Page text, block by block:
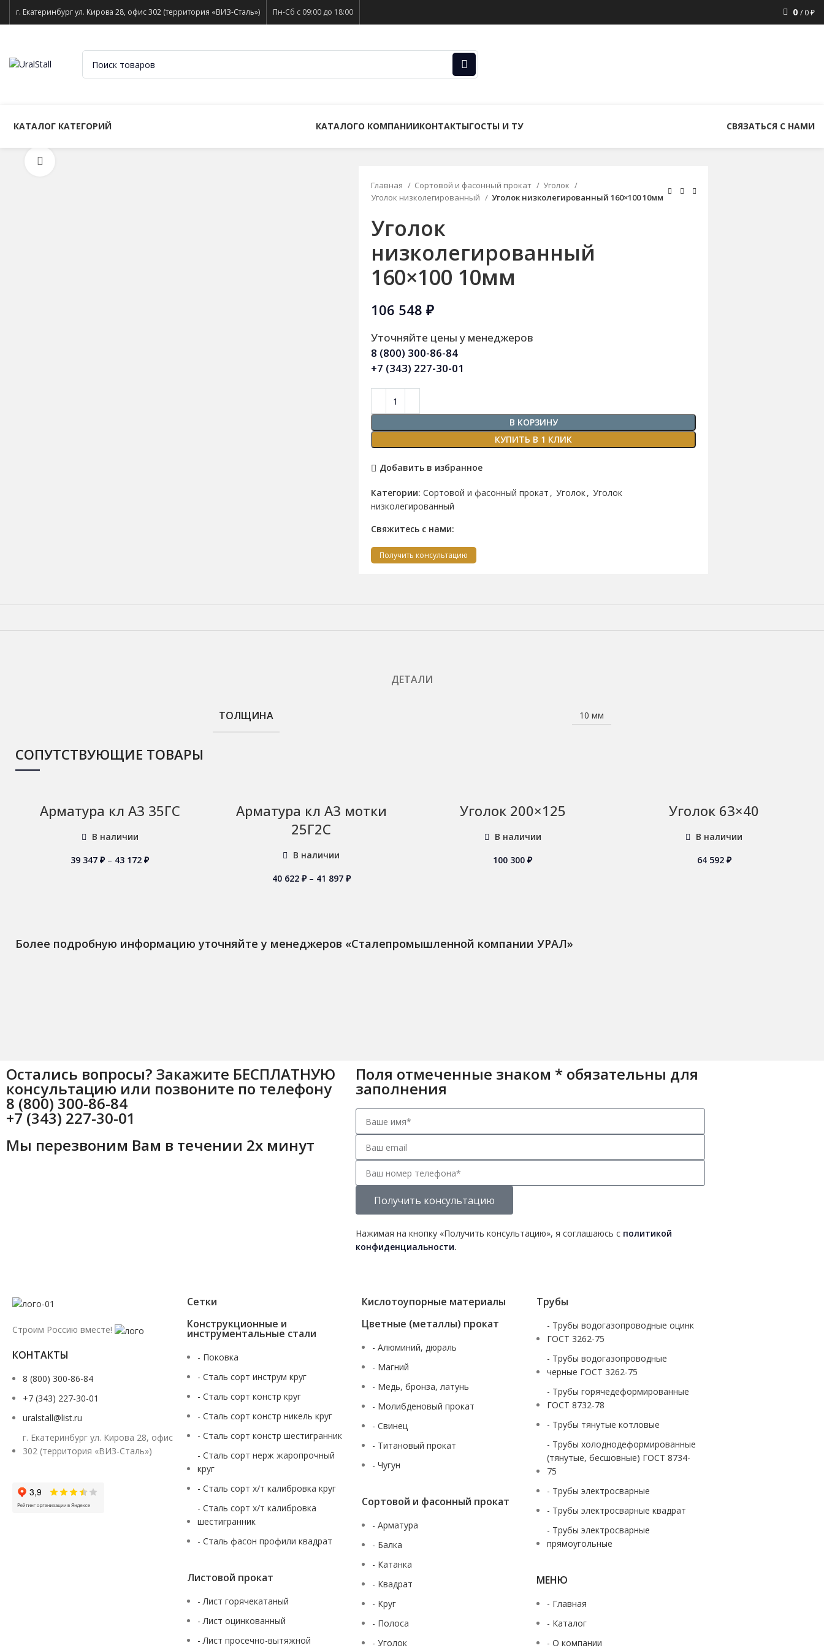
г. Екатеринбург ул. Кирова 28, офис 302 (территория «ВИЗ-Сталь») Пн-Сб с 09:00 до 18:00 0 / 0₽
КАТАЛОГ КАТЕГОРИЙ КАТАЛОГО КОМПАНИИКОНТАКТЫГОСТЫ И ТУ СВЯЗАТЬСЯ С НАМИ
Главная Сортовой и фасонный прокат
Уголок
Уголок низколегированный
Уголок низколегированный 160×100 10мм
Уголок
низколегированный
160×100 10мм
106 548 ₽
Уточняйте цены у менеджеров
8 (800) 300-86-84
+7 (343) 227-30-01
В КОРЗИНУ
КУПИТЬ В 1 КЛИК
Добавить в избранное
Категории: Сортовой и фасонный прокат , Уголок, Уголок
низколегированный
Свяжитесь с нами:
Получить консультацию
ДЕТАЛИ
ТОЛЩИНА 10 мм
СОПУТСТВУЮЩИЕ ТОВАРЫ
Арматура кл А3 35ГС
В наличии
39 347₽ – 43 172₽
Арматура кл А3 мотки
25Г2С
В наличии
40 622 ₽ – 41 897 ₽
Уголок 200×125
В наличии
100 300₽
Уголок 63×40
В наличии
64 592 ₽
Более подробную информацию уточняйте у менеджеров «Сталепромышленной компании УРАЛ»
Остались вопросы? Закажите БЕСПЛАТНУЮ
консультацию или позвоните по телефону
8 (800) 300-86-84
+7 (343) 227-30-01
Мы перезвоним Вам в течении 2х минут
Поля отмеченные знаком * обязательны для
заполнения
Получить консультацию
Нажимая на кнопку «Получить консультацию», я соглашаюсь с политикой
конфиденциальности.
Строим Россию вместе!
КОНТАКТЫ
8 (800) 300-86-84
+7 (343) 227-30-01
uralstall@list.ru
г. Екатеринбург ул. Кирова 28, офис
302 (территория «ВИЗ-Сталь»)
Сетки
Конструкционные и
инструментальные стали
- Поковка
- Сталь сорт инструм круг
- Сталь сорт констр круг
- Сталь сорт констр никель круг
- Сталь сорт констр шестигранник
- Сталь сорт нерж жаропрочный
круг
- Сталь сорт х/т калибровка круг
- Сталь сорт х/т калибровка
шестигранник
- Сталь фасон профили квадрат
Листовой прокат
- Лист горячекатаный
- Лист оцинкованный
- Лист просечно-вытяжной
Кислотоупорные материалы
Цветные (металлы) прокат
- Алюминий, дюраль
- Магний
- Медь, бронза, латунь
- Молибденовый прокат
- Свинец
- Титановый прокат
- Чугун
Сортовой и фасонный прокат
- Арматура
- Балка
- Катанка
- Квадрат
- Круг
- Полоса
- Уголок
Трубы
- Трубы водогазопроводные оцинк
ГОСТ 3262-75
- Трубы водогазопроводные
черные ГОСТ 3262-75
- Трубы горячедеформированные
ГОСТ 8732-78
- Трубы тянутые котловые
- Трубы холоднодеформированные
(тянутые, бесшовные) ГОСТ 8734-
75
- Трубы электросварные
- Трубы электросварные квадрат
- Трубы электросварные
прямоугольные
МЕНЮ
- Главная
- Каталог
- О компании